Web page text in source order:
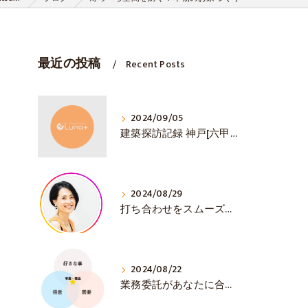
最近の投稿 Recent Posts
2024/09/05
建築探訪記録 神戸[六甲山ミーツ・アート]
2024/08/29
打ち合わせをスムーズに💛 初対面で大事な3選！
2024/08/22
業務委託があなたに合うか見極める方法